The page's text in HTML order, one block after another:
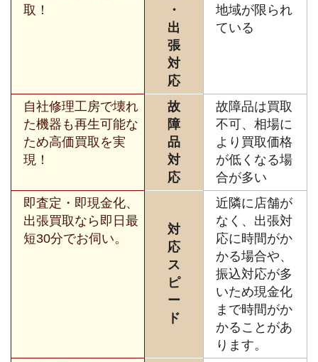
取！
・
出
張
対
応
地域が限られ
ている
自社修理工房で壊れ
た機器も再生可能な
ため高価買取を実
現！
故
障
品
対
応
故障品は買取
不可、相場に
より買取価格
が低くなる場
合が多い
即査定・即現金化、
出張買取なら即日最
短30分でお伺い。
対
応
ス
ピ
ー
ド
近隣に店舗が
なく、出張対
応に時間がか
かる場合や、
振込対応が多
いため現金化
まで時間がか
かることがあ
ります。